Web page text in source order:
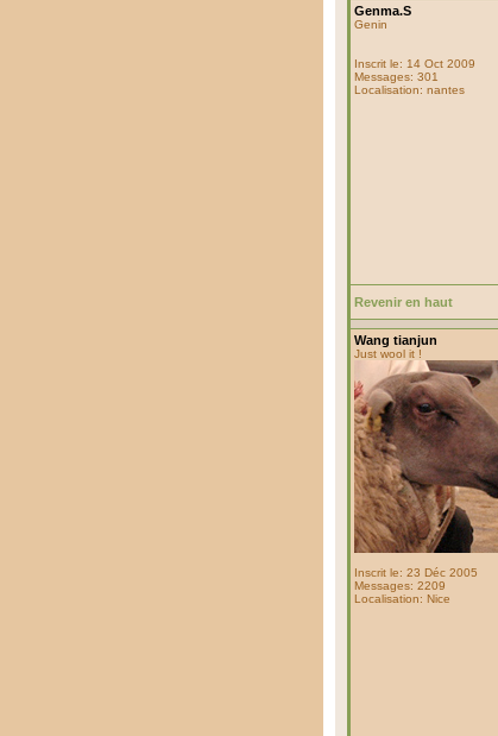
Genma.S
Genin
Inscrit le: 14 Oct 2009
Messages: 301
Localisation: nantes
Revenir en haut
Wang tianjun
Just wool it !
Inscrit le: 23 Déc 2005
Messages: 2209
Localisation: Nice